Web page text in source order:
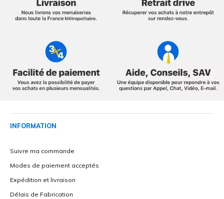
INFORMATION
Suivre ma commande
Modes de paiement acceptés
Expédition et livraison
Délais de Fabrication